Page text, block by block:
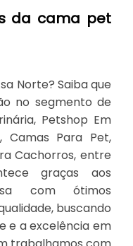
da cama pet
Norte? Saiba que
no segmento de
Petshop Em
Camas Para Pet,
Cachorros, entre
graças aos
com ótimos
buscando
e a excelência em